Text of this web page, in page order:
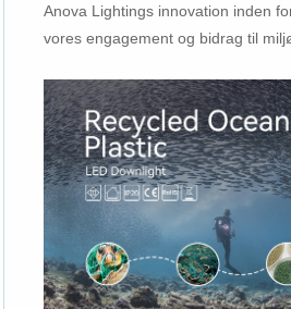
Anova Lightings innovation inden
vores engagement og bidrag til